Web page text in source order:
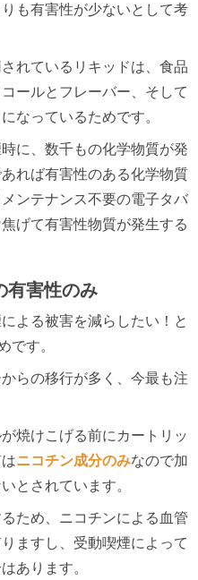
も有害性が少ないとして考
れているリキッドは、食品
ールとフレーバー、そして
なっているためです。
に、数千もの化学物質が発
れば有害性のある化学物質
ンテナンス不要の電子タバ
げて有害性物質が発生する
有害性のみ
よる被害を減らしたい！と
です。
らの移行が多く、今最も注
焼けこげる前にカートリッ
ニコチン成分のみなので加
とされています。
ため、ニコチンによる血管
ますし、受動喫煙によって
あります。